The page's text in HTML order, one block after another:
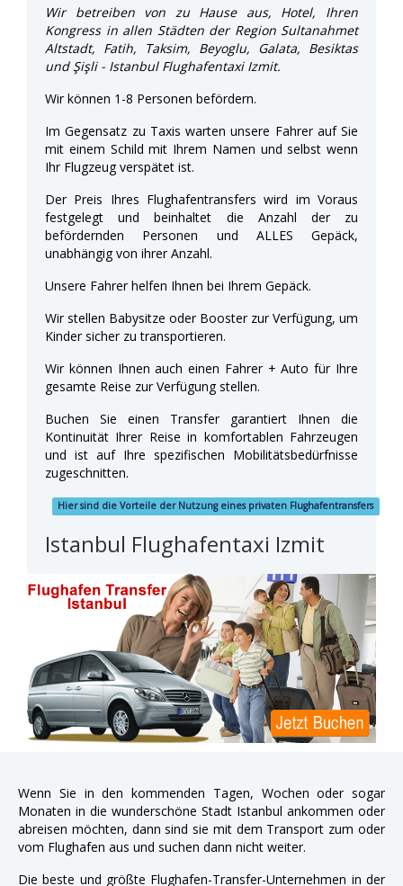
Wir betreiben von zu Hause aus, Hotel, Ihren
Kongress in allen Städten der Region Sultanahmet
Altstadt, Fatih, Taksim, Beyoglu, Galata, Besiktas
und Şişli - Istanbul Flughafentaxi Izmit.
Wir können 1-8 Personen befördern.
Im Gegensatz zu Taxis warten unsere Fahrer auf Sie
mit einem Schild mit Ihrem Namen und selbst wenn
Ihr Flugzeug verspätet ist.
Der Preis Ihres Flughafentransfers wird im Voraus
festgelegt und beinhaltet die Anzahl der zu
befördernden Personen und ALLES Gepäck,
unabhängig von ihrer Anzahl.
Unsere Fahrer helfen Ihnen bei Ihrem Gepäck.
Wir stellen Babysitze oder Booster zur Verfügung, um
Kinder sicher zu transportieren.
Wir können Ihnen auch einen Fahrer + Auto für Ihre
gesamte Reise zur Verfügung stellen.
Buchen Sie einen Transfer garantiert Ihnen die
Kontinuität Ihrer Reise in komfortablen Fahrzeugen
und ist auf Ihre spezifischen Mobilitätsbedürfnisse
zugeschnitten.
Hier sind die Vorteile der Nutzung eines privaten Flughafentransfers
Istanbul Flughafentaxi Izmit
Wenn Sie in den kommenden Tagen, Wochen oder sogar
Monaten in die wunderschöne Stadt Istanbul ankommen oder
abreisen möchten, dann sind sie mit dem Transport zum oder
vom Flughafen aus und suchen dann nicht weiter.
Die beste und größte Flughafen-Transfer-Unternehmen in der